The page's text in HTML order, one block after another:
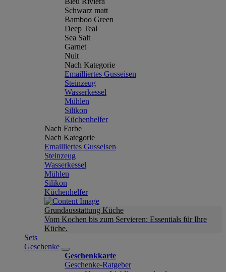
Schwarz matt
Bamboo Green
Deep Teal
Sea Salt
Garnet
Nuit
Nach Kategorie
Emailliertes Gusseisen
Steinzeug
Wasserkessel
Mühlen
Silikon
Küchenhelfer
Nach Farbe
Nach Kategorie
Emailliertes Gusseisen
Steinzeug
Wasserkessel
Mühlen
Silikon
Küchenhelfer
Grundausstattung Küche
Vom Kochen bis zum Servieren: Essentials für Ihre
Küche.
Sets
Geschenke
Geschenkkarte
Geschenke-Ratgeber